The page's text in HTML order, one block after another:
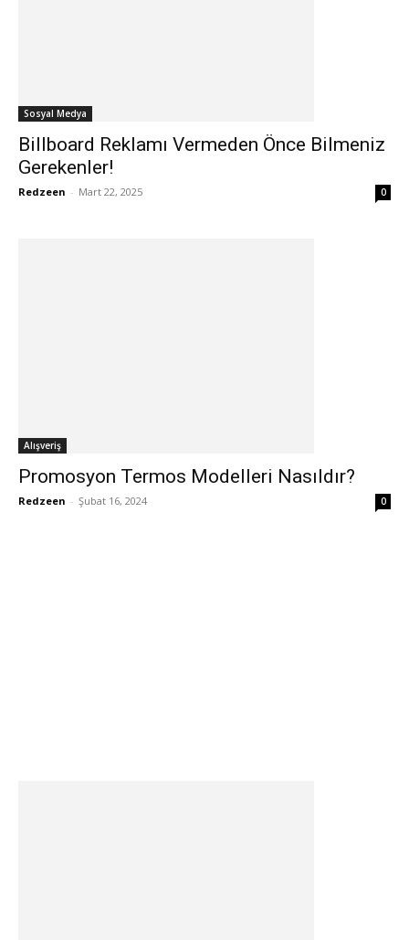
Sosyal Medya
Billboard Reklamı Vermeden Önce Bilmeniz
Gerekenler!
Redzeen - Mart 22, 2025 0
Alışveriş
Promosyon Termos Modelleri Nasıldır?
Redzeen - Şubat 16, 2024 0